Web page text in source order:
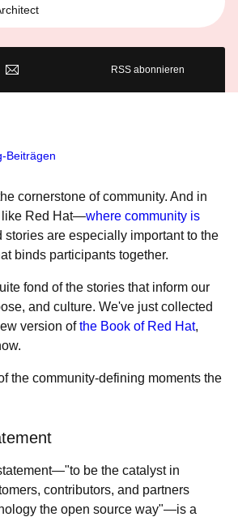
RSS abonnieren
Beiträgen
cornerstone of community. And in
like Red Hat—where community is
are especially important to the
binds participants together.
fond of the stories that inform our
and culture. We've just collected
version ofthe Book of Red Hat,
the community-defining moments the
be the catalyst in
contributors, and partners
the open source way"—is a